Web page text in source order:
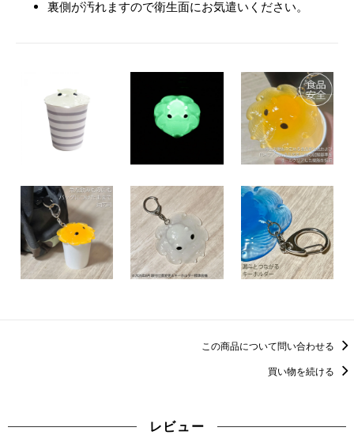
裏側が汚れますので衛生面にお気遣いください。
この商品について問い合わせる
買い物を続ける
レビュー